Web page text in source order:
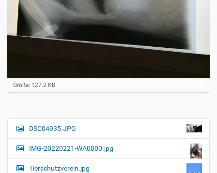
Z
e
e
i
Größe: 127.2 KB
N
a
i
DSC04935.JPG
IMG-20220221-WA0000.jpg
Tierschutzverein.jpg